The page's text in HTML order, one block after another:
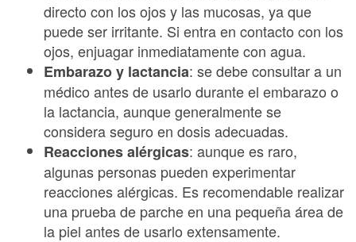
directo con los ojos y las mucosas, ya que
puede ser irritante. Si entra en contacto con los
ojos, enjuagar inmediatamente con agua.
Embarazo y lactancia: se debe consultar a un
médico antes de usarlo durante el embarazo o
la lactancia, aunque generalmente se
considera seguro en dosis adecuadas.
Reacciones alérgicas: aunque es raro,
algunas personas pueden experimentar
reacciones alérgicas. Es recomendable realizar
una prueba de parche en una pequeña área de
la piel antes de usarlo extensamente.